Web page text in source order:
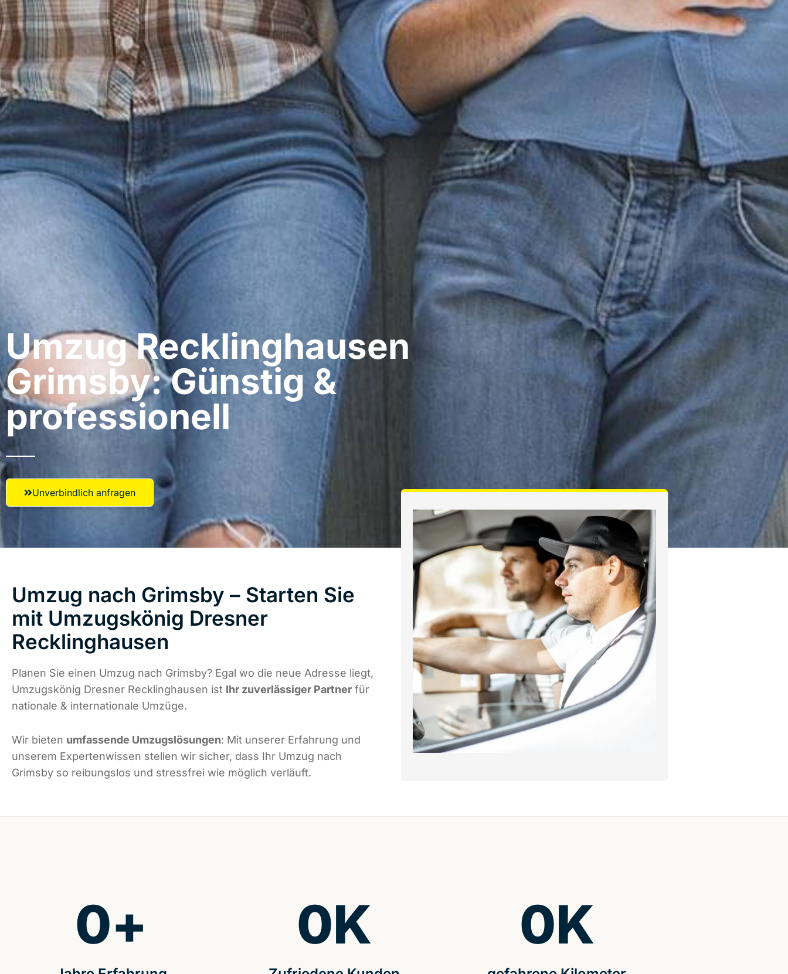
Umzug Recklinghausen​
Grimsby: Günstig &
professionell​
Unverbindlich anfragen
Umzug nach Grimsby – Starten Sie
mit Umzugskönig Dresner
Recklinghausen
Planen Sie einen Umzug nach Grimsby? Egal wo die neue Adresse liegt,
Umzugskönig Dresner Recklinghausen ist Ihr zuverlässiger Partner für
nationale & internationale Umzüge.
Wir bieten umfassende Umzugslösungen: Mit unserer Erfahrung und
unserem Expertenwissen stellen wir sicher, dass Ihr Umzug nach
Grimsby so reibungslos und stressfrei wie möglich verläuft.
0+ 0K 0K